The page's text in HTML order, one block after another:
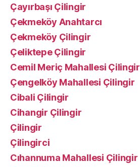
Çayırbaşı Çilingir
Çekmeköy Anahtarcı
Çekmeköy Çilingir
Çeliktepe Çilingir
Cemil Meriç Mahallesi Çilingir
Çengelköy Mahallesi Çilingir
Cibali Çilingir
Cihangir Çilingir
Çilingir
Çilingirci
Cıhannuma Mahallesi Çilingir